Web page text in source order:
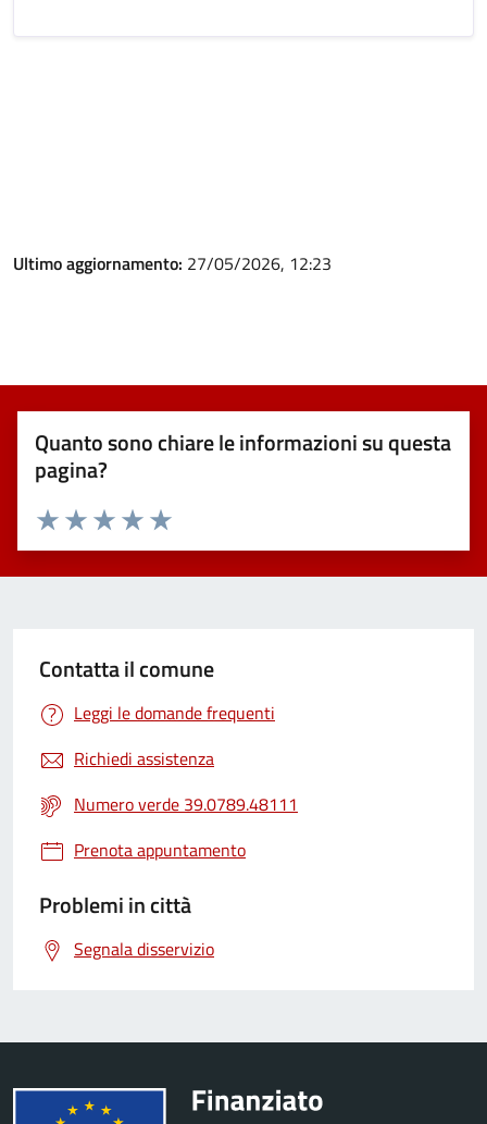
Ultimo aggiornamento: 27/05/2026, 12:23
Quanto sono chiare le informazioni su questa
pagina?
Valuta 5 stelle su 5
Valuta 4 stelle su 5
Valuta 3 stelle su 5
Valuta 2 stelle su 5
Valuta 1 stelle su 5
Contatta il comune
Leggi le domande frequenti
Richiedi assistenza
Numero verde 39.0789.48111
Prenota appuntamento
Problemi in città
Segnala disservizio